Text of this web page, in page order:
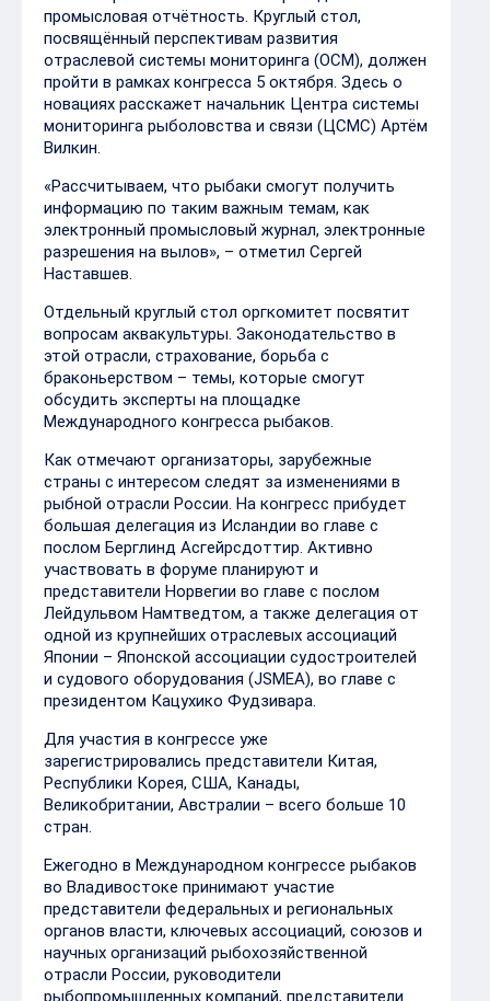
новациях расскажет начальник Центра системы
мониторинга рыболовства и связи (ЦСМС) Артём
Вилкин.
«Рассчитываем, что рыбаки смогут получить
информацию по таким важным темам, как
электронный промысловый журнал, электронные
разрешения на вылов», – отметил Сергей
Наставшев.
Отдельный круглый стол оргкомитет посвятит
вопросам аквакультуры. Законодательство в
этой отрасли, страхование, борьба с
браконьерством – темы, которые смогут
обсудить эксперты на площадке
Международного конгресса рыбаков.
Как отмечают организаторы, зарубежные
страны с интересом следят за изменениями в
рыбной отрасли России. На конгресс прибудет
большая делегация из Исландии во главе с
послом Берглинд Асгейрсдоттир. Активно
участвовать в форуме планируют и
представители Норвегии во главе с послом
Лейдульвом Намтведтом, а также делегация от
одной из крупнейших отраслевых ассоциаций
Японии – Японской ассоциации судостроителей
и судового оборудования (JSMEA), во главе с
президентом Кацухико Фудзивара.
Для участия в конгрессе уже
зарегистрировались представители Китая,
Республики Корея, США, Канады,
Великобритании, Австралии – всего больше 10
стран.
Ежегодно в Международном конгрессе рыбаков
во Владивостоке принимают участие
представители федеральных и региональных
органов власти, ключевых ассоциаций, союзов и
научных организаций рыбохозяйственной
отрасли России, руководители
рыбопромышленных компаний, представители
зарубежных стран.
ИСТОЧНИК:ВОСТОК-МЕДИА